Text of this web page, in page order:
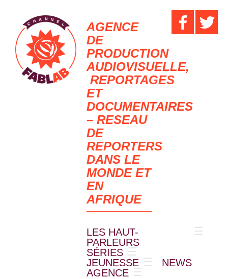
AGENCE
DE
PRODUCTION
AUDIOVISUELLE,
REPORTAGES
ET
DOCUMENTAIRES
– RESEAU
DE
REPORTERS
DANS LE
MONDE ET
EN
AFRIQUE
LES HAUT-
PARLEURS
SÉRIES
JEUNESSE
NEWS
AGENCE